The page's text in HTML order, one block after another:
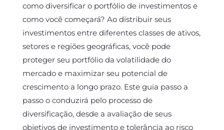
como diversificar o portfólio de investimentos e
como você começará? Ao distribuir seus
investimentos entre diferentes classes de ativos,
setores e regiões geográficas, você pode
proteger seu portfólio da volatilidade do
mercado e maximizar seu potencial de
crescimento a longo prazo. Este guia passo a
passo o conduzirá pelo processo de
diversificação, desde a avaliação de seus
objetivos de investimento e tolerância ao risco